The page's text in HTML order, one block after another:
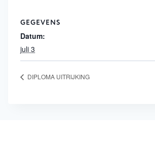
GEGEVENS
Datum:
juli 3
DIPLOMA UITRIJKING